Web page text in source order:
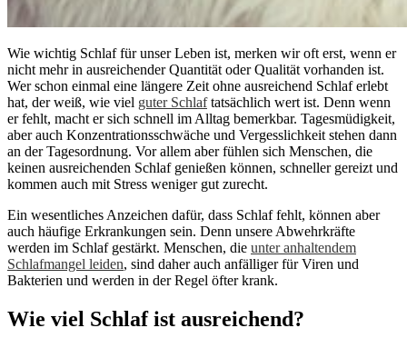
Wie wichtig Schlaf für unser Leben ist, merken wir oft erst, wenn er
nicht mehr in ausreichender Quantität oder Qualität vorhanden ist.
Wer schon einmal eine längere Zeit ohne ausreichend Schlaf erlebt
hat, der weiß, wie viel guter Schlaftatsächlich wert ist. Denn wenn
er fehlt, macht er sich schnell im Alltag bemerkbar. Tagesmüdigkeit,
aber auch Konzentrationsschwäche und Vergesslichkeit stehen dann
an der Tagesordnung. Vor allem aber fühlen sich Menschen, die
keinen ausreichenden Schlaf genießen können, schneller gereizt und
kommen auch mit Stress weniger gut zurecht.
Ein wesentliches Anzeichen dafür, dass Schlaf fehlt, können aber
auch häufige Erkrankungen sein. Denn unsere Abwehrkräfte
werden im Schlaf gestärkt. Menschen, die unter anhaltendem
Schlafmangel leiden, sind daher auch anfälliger für Viren und
Bakterien und werden in der Regel öfter krank.
Wie viel Schlaf ist ausreichend?